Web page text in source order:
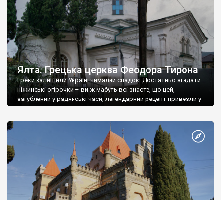
Ялта. Грецька церква Феодора Тирона
Греки залишили Україні чималий спадок. Достатньо згадати
ніжинські огірочки – ви ж мабуть всі знаєте, що цей,
загублений у радянські часи, легендарний рецепт привезли у
Ніжин греки?